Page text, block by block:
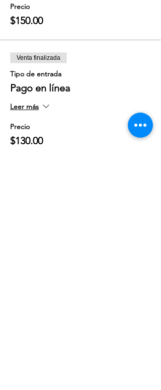
Precio
$150.00
Venta finalizada
Tipo de entrada
Pago en línea
Leer más
Precio
$130.00